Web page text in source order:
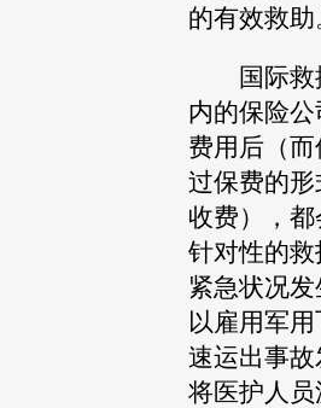
的有效救助
国际救
内的保险
费用后（
过保费的
收费），
针对性的
紧急状况
以雇用军
速运出事故
将医护人